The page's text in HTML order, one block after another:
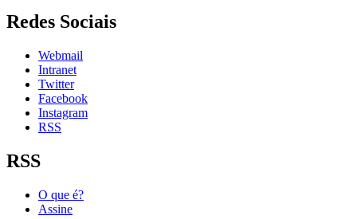
Redes Sociais
Webmail
Intranet
Twitter
Facebook
Instagram
RSS
RSS
O que é?
Assine